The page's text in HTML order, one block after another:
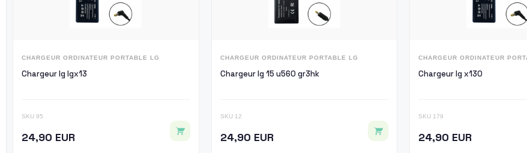
CHARGEUR ORDINATEUR PORTABLE LG
Chargeur lg lgx13
SKU 95
24,90 EUR
CHARGEUR ORDINATEUR PORTABLE LG
Chargeur lg 15 u560 gr3hk
SKU 12
24,90 EUR
CHARGEUR ORDINATEUR
Chargeur lg x130
SKU 179
24,90 EUR